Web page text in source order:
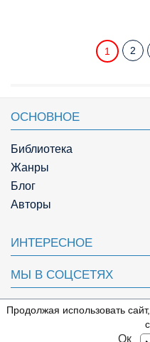
1 2
ОСНОВНОЕ
Библиотека
Жанры
Блог
Авторы
ИНТЕРЕСНОЕ
МЫ В СОЦСЕТЯХ
ПОЛЕЗНОЕ
Продолжая использовать
Ок